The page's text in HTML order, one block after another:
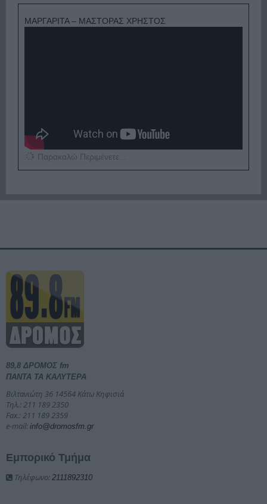
ΜΑΡΓΑΡΙΤΑ – ΜΑΣΤΟΡΑΣ ΧΡΗΣΤΟΣ
Παρακαλώ Περιμένετε...
89,8 ΔΡΟΜΟΣ fm
ΠΑΝΤΑ ΤΑ ΚΑΛΥΤΕΡΑ
Βιλτανιώτη 36 14564 Κάτω Κηφισιά
Τηλ.: 211 189 2350
Fax.: 211 189 2359
e-mail: info@dromosfm.gr
Εμπορικό Τμήμα
Τηλέφωνο: 2111892310